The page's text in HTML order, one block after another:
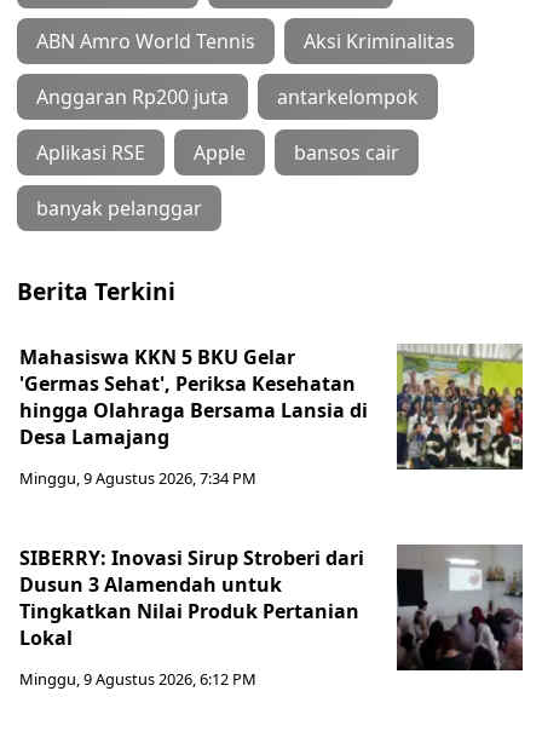
ABN Amro World Tennis Aksi Kriminalitas
Anggaran Rp200 juta antarkelompok
Aplikasi RSE Apple bansos cair
banyak pelanggar
Berita Terkini
Mahasiswa KKN 5 BKU Gelar
'Germas Sehat', Periksa Kesehatan
hingga Olahraga Bersama Lansia di
Desa Lamajang
Minggu, 9 Agustus 2026, 7:34 PM
SIBERRY: Inovasi Sirup Stroberi dari
Dusun 3 Alamendah untuk
Tingkatkan Nilai Produk Pertanian
Lokal
Minggu, 9 Agustus 2026, 6:12 PM